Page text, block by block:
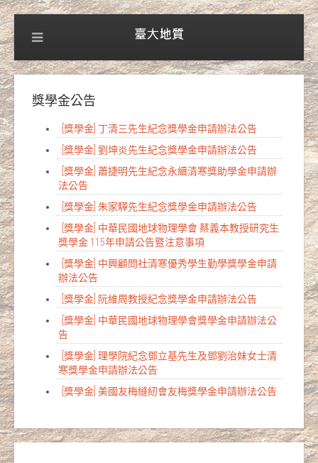
獎學金公告
[獎學金] 丁清三先生紀念獎學金申請辦法公告
[獎學金] 劉坤炎先生紀念獎學金申請辦法公告
[獎學金] 蕭捷明先生紀念永續清寒獎助學金申請辦
法公告
[獎學金] 朱家驊先生紀念獎學金申請辦法公告
[獎學金] 中華民國地球物理學會 蔡義本教授研究生
獎學金 115年申請公告暨注意事項
[獎學金] 中興顧問社清寒優秀學生勤學獎學金申請
辦法公告
[獎學金] 阮維周教授紀念獎學金申請辦法公告
[獎學金] 中華民國地球物理學會獎學金申請辦法公
告
[獎學金] 理學院紀念鄧立基先生及鄧劉治妹女士清
寒獎學金申請辦法公告
[獎學金] 美國友梅縫紉會友梅獎學金申請辦法公告